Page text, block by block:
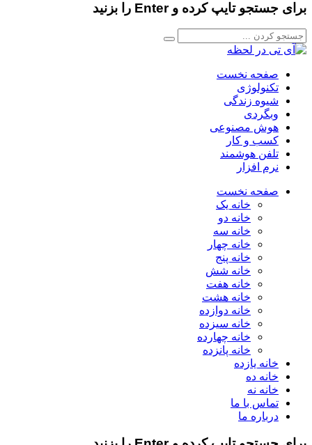
برای جستجو تایپ کرده و Enter را بزنید
صفحه نخست
تکنولوژی
شیوه زندگی
وبگردی
هوش مصنوعی
کسب و کار
تلفن هوشمند
نرم افزار
صفحه نخست
خانه یک
خانه دو
خانه سه
خانه چهار
خانه پنج
خانه شش
خانه هفت
خانه هشت
خانه دوازده
خانه سیزده
خانه چهارده
خانه پانزده
خانه یازده
خانه ده
خانه نه
تماس با ما
درباره ما